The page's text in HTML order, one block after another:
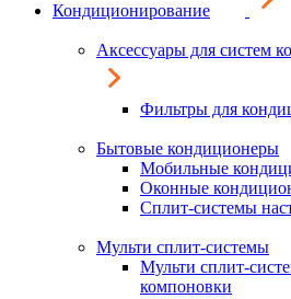
Кондиционирование
Аксессуары для систем
Фильтры для
Бытовые кондиционеры
Мобильные
Оконные
Сплит-системы
Мульти сплит-системы
Мульти сплит-
компоновки